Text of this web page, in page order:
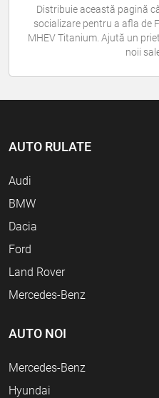
Distribuie această pagină
socializare pentru a afla de
MHEV Titanium. Ajută un
noii
AUTO RULATE
Audi
BMW
Dacia
Ford
Land Rover
Mercedes-Benz
AUTO NOI
Mercedes-Benz
Hyundai